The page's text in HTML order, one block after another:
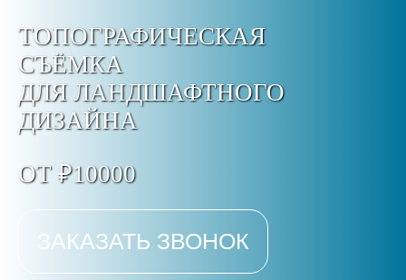
ТОПОГРАФИЧЕСКАЯ
СЪЁМКА
ДЛЯ ЛАНДШАФТНОГО
ДИЗАЙНА
ОТ ₽10000
ЗАКАЗАТЬ ЗВОНОК